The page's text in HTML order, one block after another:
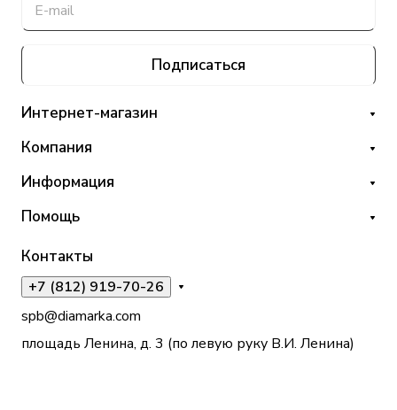
Подписаться
Интернет-магазин
Компания
Информация
Помощь
Контакты
+7 (812) 919-70-26
spb@diamarka.com
площадь Ленина, д. 3 (по левую руку В.И. Ленина)